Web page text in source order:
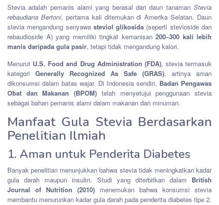
Stevia adalah pemanis alami yang berasal dari daun tanaman Stevia
rebaudiana Bertoni, pertama kali ditemukan di Amerika Selatan. Daun
stevia mengandung senyawa steviol glikosida (seperti stevioside dan
rebaudioside A) yang memiliki tingkat kemanisan 200–300 kali lebih
manis daripada gula pasir, tetapi tidak mengandung kalori.
Menurut U.S. Food and Drug Administration (FDA), stevia termasuk
kategori Generally Recognized As Safe (GRAS), artinya aman
dikonsumsi dalam batas wajar. Di Indonesia sendiri, Badan Pengawas
Obat dan Makanan (BPOM) telah menyetujui penggunaan stevia
sebagai bahan pemanis alami dalam makanan dan minuman.
Manfaat Gula Stevia Berdasarkan
Penelitian Ilmiah
1. Aman untuk Penderita Diabetes
Banyak penelitian menunjukkan bahwa stevia tidak meningkatkan kadar
gula darah maupun insulin. Studi yang diterbitkan dalam British
Journal of Nutrition (2010) menemukan bahwa konsumsi stevia
membantu menurunkan kadar gula darah pada penderita diabetes tipe 2.